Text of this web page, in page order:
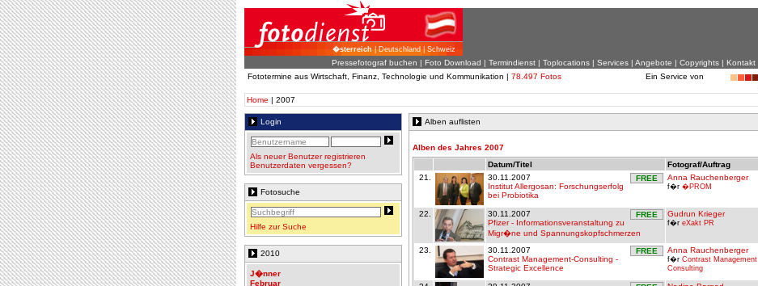
�sterreich| Deutschland | Schweiz
Pressefotograf buchen | Foto Download | Termindienst | Toplocations | Services | Angebote | Copyrights | Kontakt
Fototermine aus Wirtschaft, Finanz, Technologie und Kommunikation | 78.497 Fotos Ein Service von
Home | 2007
Login
Als neuer Benutzer registrieren
Benutzerdaten vergessen?
Fotosuche
Hilfe zur Suche
2010
J�nner
Februar
Alben auflisten
Alben des Jahres 2007
Datum/Titel
Fotograf/Auftrag
21.
FREE
30.11.2007
Institut Allergosan: Forschungserfolg
bei Probiotika
Anna Rauchenberger
f�r �PROM
22. FREE
30.11.2007
Pfizer - Informationsveranstaltung zu
Migr�ne und Spannungskopfschmerzen
Gudrun Krieger
f�r eXakt PR
23. FREE
30.11.2007
Contrast Management-Consulting -
Strategic Excellence
Anna Rauchenberger
f�r Contrast Management
Consulting